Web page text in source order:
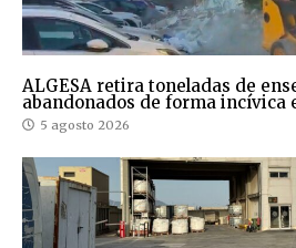
ALGESA retira toneladas de
abandonados de forma incívica
5 agosto 2026